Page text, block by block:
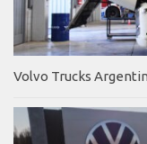
Volvo Trucks